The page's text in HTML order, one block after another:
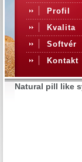
Profil
Kvalita
Softvér
Kontakt
Natural pill like